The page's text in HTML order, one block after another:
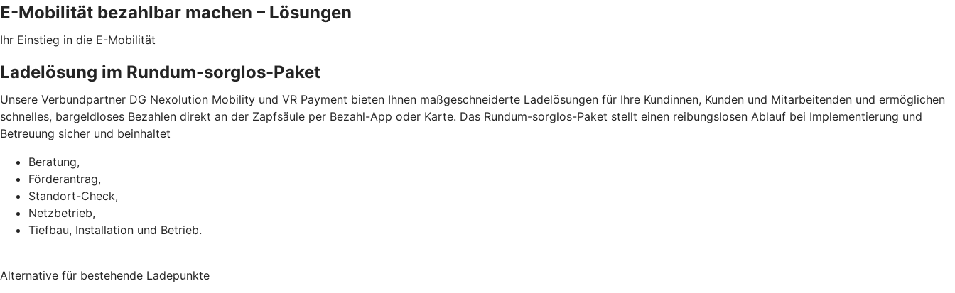
E-Mobilität bezahlbar machen – Lösungen
Ihr Einstieg in die E-Mobilität
Ladelösung im Rundum-sorglos-Paket
Unsere Verbundpartner DG Nexolution Mobility und VR Payment bieten Ihnen maßgeschneiderte Ladelösungen für Ihre Kundinnen, Kunden und Mitarbeitenden und ermöglichen
schnelles, bargeldloses Bezahlen direkt an der Zapfsäule per Bezahl-App oder Karte. Das Rundum-sorglos-Paket stellt einen reibungslosen Ablauf bei Implementierung und
Betreuung sicher und beinhaltet
Beratung,
Förderantrag,
Standort-Check,
Netzbetrieb,
Tiefbau, Installation und Betrieb.
Alternative für bestehende Ladepunkte